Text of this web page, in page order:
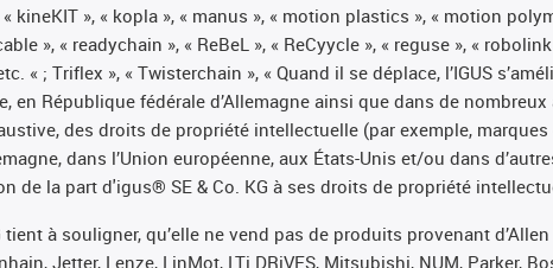
« kineKIT », « kopla », « manus », « motion plastics », « motion
», « readychain », « ReBeL », « ReCyycle », « reguse », «
« ; Triflex », « Twisterchain », « Quand il se déplace, l’IGUS
en République fédérale d’Allemagne ainsi que dans de
des droits de propriété intellectuelle (par exemple,
dans l’Union européenne, aux États-Unis et/ou dans
de la part d'igus® SE & Co. KG à ses droits de propriété
à souligner, qu’elle ne vend pas de produits provenant
Jetter, Lenze, LinMot, LTi DRiVES, Mitsubishi, NUM,